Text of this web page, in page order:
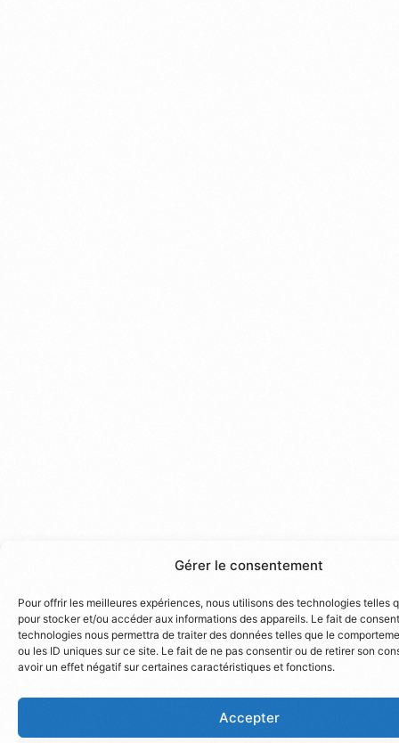
Gérer le consentement
Pour offrir les meilleures expériences, nous utilisons des technologies telles
pour stocker et/ou accéder aux informations des appareils. Le fait de
technologies nous permettra de traiter des données telles que le
ou les ID uniques sur ce site. Le fait de ne pas consentir ou de retirer son
avoir un effet négatif sur certaines caractéristiques et fonctions.
Accepter